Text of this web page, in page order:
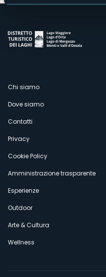
Menù
secondario
Chi siamo
Dove siamo
Contatti
Privacy
Cookie Policy
Amministrazione trasparente
Esperienze
Outdoor
Arte & Cultura
Wellness